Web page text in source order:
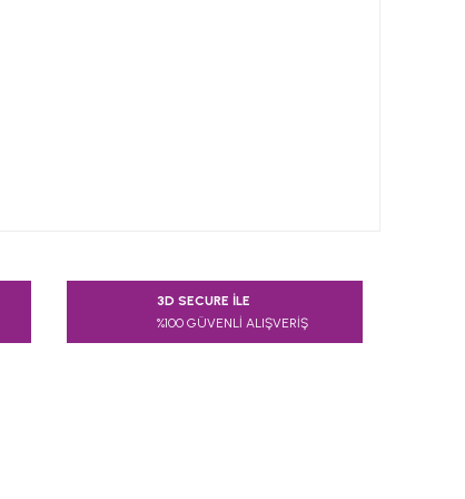
iletebilirsiniz.
3D SECURE İLE
%100 GÜVENLİ ALIŞVERİŞ